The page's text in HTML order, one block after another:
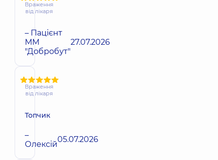
Враження
від лікаря
– Пацієнт
ММ
"Добробут"
27.07.2026
Враження
від лікаря
Топчик
–
Олексій05.07.2026